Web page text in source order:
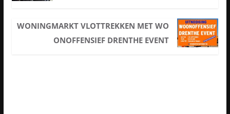
WONINGMARKT VLOTTREKKEN MET WO
ONOFFENSIEF DRENTHE EVENT